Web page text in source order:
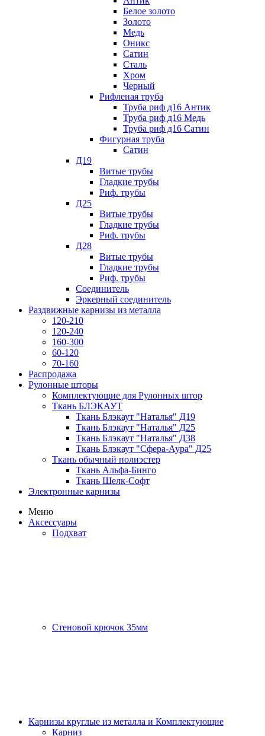
Белое золото
Золото
Медь
Оникс
Сатин
Сталь
Хром
Черный
Рифленая труба
Труба риф д16 Антик
Труба риф д16 Медь
Труба риф д16 Сатин
Фигурная труба
Сатин
Д19
Витые трубы
Гладкие трубы
Риф. трубы
Д25
Витые трубы
Гладкие трубы
Риф. трубы
Д28
Витые трубы
Гладкие трубы
Риф. трубы
Соединитель
Эркерный соединитель
Раздвижные карнизы из металла
120-210
120-240
160-300
60-120
70-160
Распродажа
Рулонные шторы
Комплектующие для Рулонных штор
Ткань БЛЭКАУТ
Ткань Блэкаут "Наталья" Д19
Ткань Блэкаут "Наталья" Д25
Ткань Блэкаут "Наталья" Д38
Ткань Блэкаут "Сфера-Аура" Д25
Ткань обычный полиэстер
Ткань Альфа-Бинго
Ткань Шелк-Софт
Электронные карнизы
Меню
Аксессуары
Подхват
Стеновой крючок 35мм
Карнизы круглые из металла и Комплектующие
Карниз